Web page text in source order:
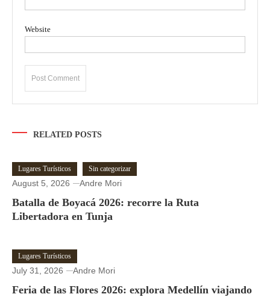
Website
RELATED POSTS
Lugares Turísticos Sin categorizar
August 5, 2026 Andre Mori
Batalla de Boyacá 2026: recorre la Ruta
Libertadora en Tunja
Lugares Turísticos
July 31, 2026 Andre Mori
Feria de las Flores 2026: explora Medellín viajando